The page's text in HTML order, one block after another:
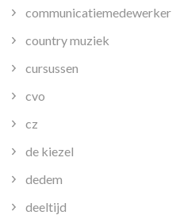
communicatiemedewerker
country muziek
cursussen
cvo
cz
de kiezel
dedem
deeltijd